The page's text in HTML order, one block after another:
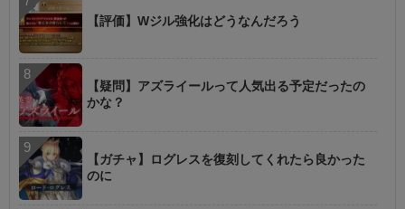
【評価】Wジル強化はどうなんだろう
【疑問】アズライールって人気出る予定だったの
かな？
【ガチャ】ログレスを復刻してくれたら良かった
のに